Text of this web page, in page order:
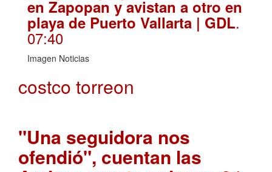
en Zapopan y avistan a otro en
playa de Puerto Vallarta | GDL.
07:40
Imagen Noticias
costco torreon
"Una seguidora nos
ofendió", cuentan las